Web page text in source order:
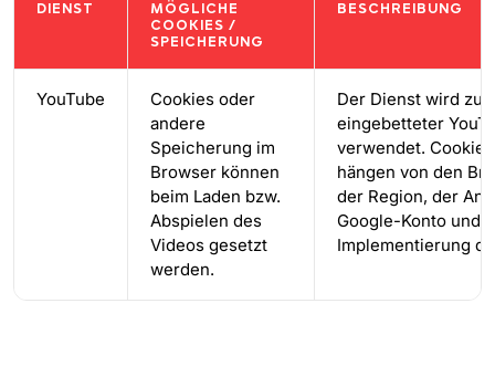
DIENST
MÖGLICHE
COOKIES /
SPEICHERUNG
BESCHREIBUNG
YouTube
Cookies oder
andere
Speicherung im
Browser können
beim Laden bzw.
Abspielen des
Videos gesetzt
werden.
Der Dienst wird zur
eingebetteter
verwendet.
hängen von den
der Region, der
Google-Konto und
Implementierung